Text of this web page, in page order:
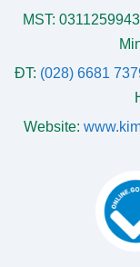
MST:
ĐT: (028) 6681
Website: